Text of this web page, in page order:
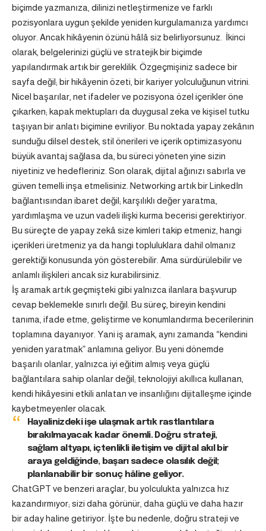
biçimde yazmanıza, dilinizi netleştirmenize ve farklı
pozisyonlara uygun şekilde yeniden kurgulamanıza yardımcı
oluyor. Ancak hikâyenin özünü hâlâ siz belirliyorsunuz. İkinci
olarak, belgelerinizi güçlü ve stratejik bir biçimde
yapılandırmak artık bir gereklilik. Özgeçmişiniz sadece bir
sayfa değil; bir hikâyenin özeti, bir kariyer yolculuğunun vitrini.
Nicel başarılar, net ifadeler ve pozisyona özel içerikler öne
çıkarken; kapak mektupları da duygusal zeka ve kişisel tutku
taşıyan bir anlatı biçimine evriliyor. Bu noktada yapay zekânın
sunduğu dilsel destek, stil önerileri ve içerik optimizasyonu
büyük avantaj sağlasa da, bu süreci yöneten yine sizin
niyetiniz ve hedefleriniz. Son olarak, dijital ağınızı sabırla ve
güven temelli inşa etmelisiniz. Networking artık bir LinkedIn
bağlantısından ibaret değil; karşılıklı değer yaratma,
yardımlaşma ve uzun vadeli ilişki kurma becerisi gerektiriyor.
Bu süreçte de yapay zekâ size kimleri takip etmeniz, hangi
içerikleri üretmeniz ya da hangi topluluklara dahil olmanız
gerektiği konusunda yön gösterebilir. Ama sürdürülebilir ve
anlamlı ilişkileri ancak siz kurabilirsiniz.
İş aramak artık geçmişteki gibi yalnızca ilanlara başvurup
cevap beklemekle sınırlı değil. Bu süreç, bireyin kendini
tanıma, ifade etme, geliştirme ve konumlandırma becerilerinin
toplamına dayanıyor. Yani iş aramak, aynı zamanda “kendini
yeniden yaratmak” anlamına geliyor. Bu yeni dönemde
başarılı olanlar, yalnızca iyi eğitim almış veya güçlü
bağlantılara sahip olanlar değil; teknolojiyi akıllıca kullanan,
kendi hikâyesini etkili anlatan ve insanlığını dijitalleşme içinde
kaybetmeyenler olacak.
Hayalinizdeki işe ulaşmak artık rastlantılara
bırakılmayacak kadar önemli. Doğru strateji,
sağlam altyapı, içtenlikli iletişim ve dijital akıl bir
araya geldiğinde, başarı sadece olasılık değil;
planlanabilir bir sonuç hâline geliyor.
ChatGPT ve benzeri araçlar, bu yolculukta yalnızca hız
kazandırmıyor; sizi daha görünür, daha güçlü ve daha hazır
bir aday haline getiriyor. İşte bu nedenle, doğru strateji ve